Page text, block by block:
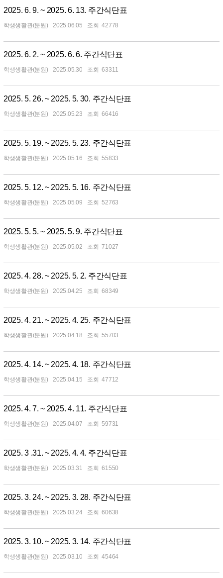
2025. 6. 9. ~ 2025. 6. 13. 주간식단표
학생생활관(분원) 2025.06.05 42778
2025. 6. 2. ~ 2025. 6. 6. 주간식단표
학생생활관(분원) 2025.05.30 63311
2025. 5. 26. ~ 2025. 5. 30. 주간식단표
학생생활관(분원) 2025.05.23 66416
2025. 5. 19. ~ 2025. 5. 23. 주간식단표
학생생활관(분원) 2025.05.16 55833
2025. 5. 12. ~ 2025. 5. 16. 주간식단표
학생생활관(분원) 2025.05.09 52763
2025. 5. 5. ~ 2025. 5. 9. 주간식단표
학생생활관(분원) 2025.05.02 71027
2025. 4. 28. ~ 2025. 5. 2. 주간식단표
학생생활관(분원) 2025.04.25 68349
2025. 4. 21. ~ 2025. 4. 25. 주간식단표
학생생활관(분원) 2025.04.18 55703
2025. 4. 14. ~ 2025. 4. 18. 주간식단표
학생생활관(분원) 2025.04.15 47712
2025. 4. 7. ~ 2025. 4. 11. 주간식단표
학생생활관(분원) 2025.04.07 59731
2025. 3 .31. ~ 2025. 4. 4. 주간식단표
학생생활관(분원) 2025.03.31 61550
2025. 3. 24. ~ 2025. 3. 28. 주간식단표
학생생활관(분원) 2025.03.24 60638
2025. 3. 10. ~ 2025. 3. 14. 주간식단표
학생생활관(분원) 2025.03.10 45464